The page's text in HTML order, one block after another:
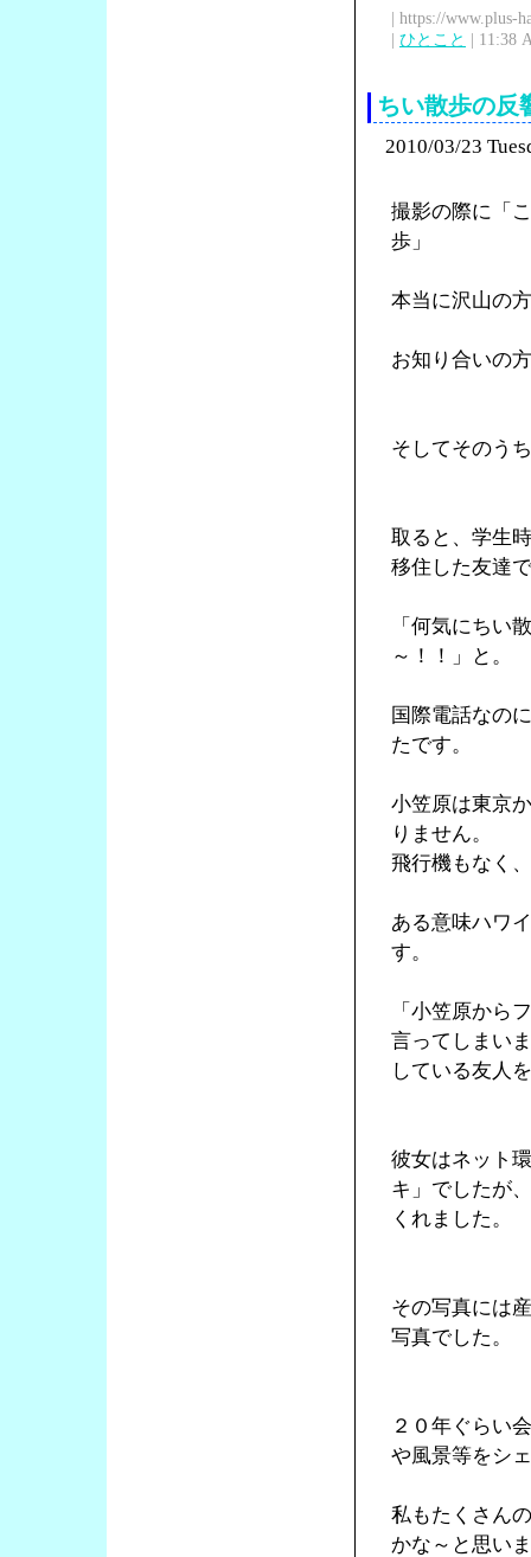
| https://www.plus-
| ひとこと | 11:38
ちい散歩の反
2010/03/23
撮影の際に「
歩」
本当に沢山の
お知り合いの
そしてそのう
取ると、学生
移住した友達
「何気にちい
～！！」と。
国際電話なの
たです。
小笠原は東京
りません。
飛行機もなく
ある意味ハワ
す。
「小笠原から
言ってしまい
している友人
彼女はネット
キ」でしたが
くれました。
その写真には
写真でした。
２０年ぐらい
や風景等をシ
私もたくさん
かな～と思い